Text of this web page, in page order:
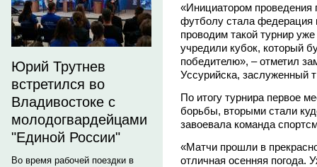
Юрий Трутнев
встретился во
Владивостоке с
молодогвардейцами
"Единой России"
Во время рабочей поездки в
«Инициатором
футболу стала федерация
проводим такой турнир
учредили кубок, который
победителю», – отметил
Уссурийска, заслуженный
По итогу турнира первое
борьбы, вторыми стали
завоевала команда
«Матчи прошли в
отличная осенняя погода.